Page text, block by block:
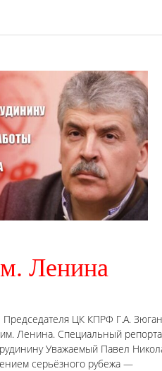
Ленина
Председателя ЦК КПРФ Г.А.
Ленина. Специальный
Уважаемый Павел
серьёзного рубежа —